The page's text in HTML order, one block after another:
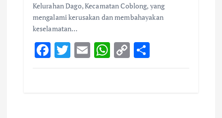
Kelurahan Dago, Kecamatan Coblong, yang
mengalami kerusakan dan membahayakan
keselamatan…
F
ac
T
w
E
m
W
h
C
o
S
h